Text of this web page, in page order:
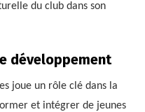
du club dans son
développement
joue un rôle clé dans la
et intégrer de jeunes